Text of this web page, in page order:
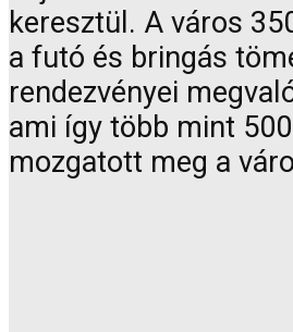
keresztül. A város
a futó és bringás
rendezvényei
ami így több mint
mozgatott meg a